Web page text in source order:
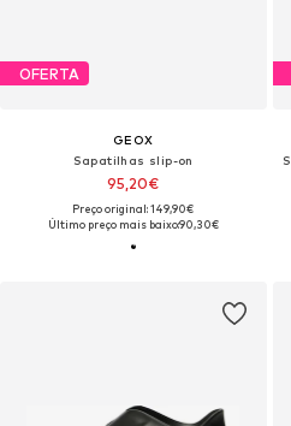
OFERTA
GEOX
Sapatilhas slip-on
95,20€
Preço original: 149,90€
Último preço mais baixo:90,30€